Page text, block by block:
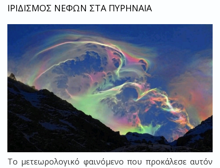
ΙΡΙΔΙΣΜΟΣ ΝΕΦΩΝ ΣΤΑ ΠΥΡΗΝΑΙΑ
Το μετεωρολογικό φαινόμενο που προκάλεσε αυτόν